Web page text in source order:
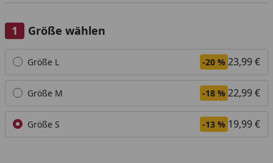
Größe wählen
Alle anzeigen (3)
Größe L -20 % 23,99 €
Größe M -18 % 22,99 €
Größe S -13 % 19,99 €